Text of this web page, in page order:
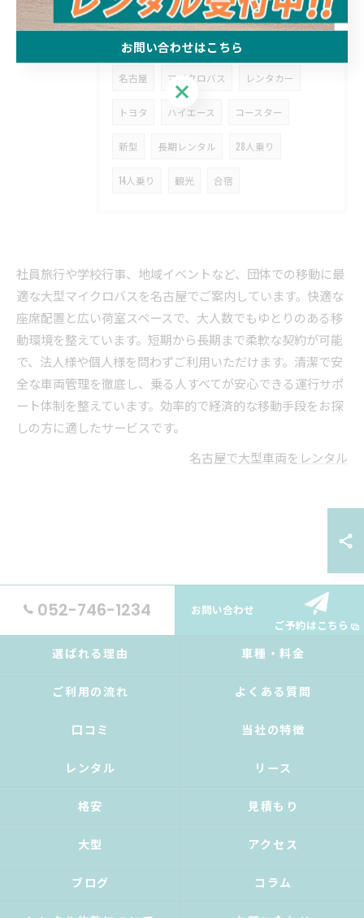
タグ Tags
名古屋 マイクロバス レンタカー
トヨタ ハイエース コースター
新型 長期レンタル 28人乗り
14人乗り 観光 合宿
社員旅行や学校行事、地域イベントなど、団体での移動に最
適な大型マイクロバスを名古屋でご案内しています。快適な
座席配置と広い荷室スペースで、大人数でもゆとりのある移
動環境を整えています。短期から長期まで柔軟な契約が可能
で、法人様や個人様を問わずご利用いただけます。清潔で安
全な車両管理を徹底し、乗る人すべてが安心できる運行サポ
ート体制を整えています。効率的で経済的な移動手段をお探
しの方に適したサービスです。
名古屋で大型車両をレンタル
052-746-1234
お問い合わせ
ご予約はこちら
選ばれる理由 車種・料金
ご利用の流れ よくある質問
口コミ 当社の特徴
レンタル リース
格安 見積もり
大型 アクセス
ブログ コラム
お問い合わせはこちら
お問い合わせはこちら